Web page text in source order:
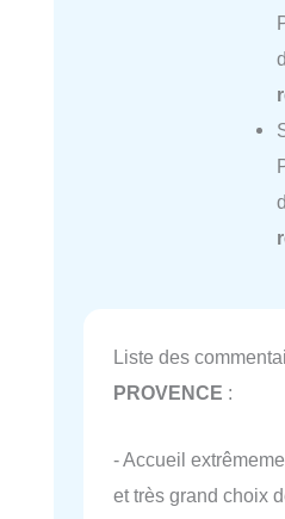
Liste des
PROVENCE :
- Accueil
et très grand choix